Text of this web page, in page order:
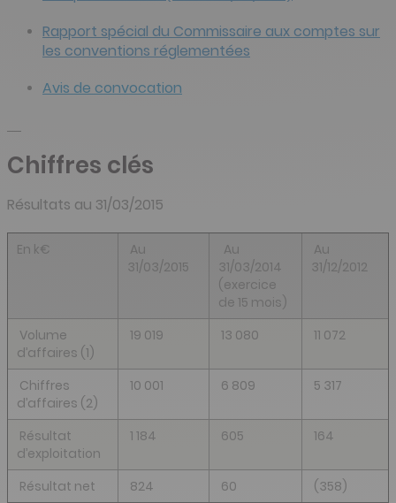
Rapport spécial du Commissaire aux comptes sur
les conventions réglementées
Avis de convocation
Chiffres clés
Résultats au 31/03/2015
En k€ Au
31/03/2015
Au
31/03/2014
(exercice
de 15 mois)
Au
31/12/2012
Volume
d’affaires (1)
19 019 13 080 11 072
Chiffres
d’affaires (2)
10 001 6 809 5 317
Résultat
d’exploitation
1 184 605 164
Résultat net 824 60 (358)